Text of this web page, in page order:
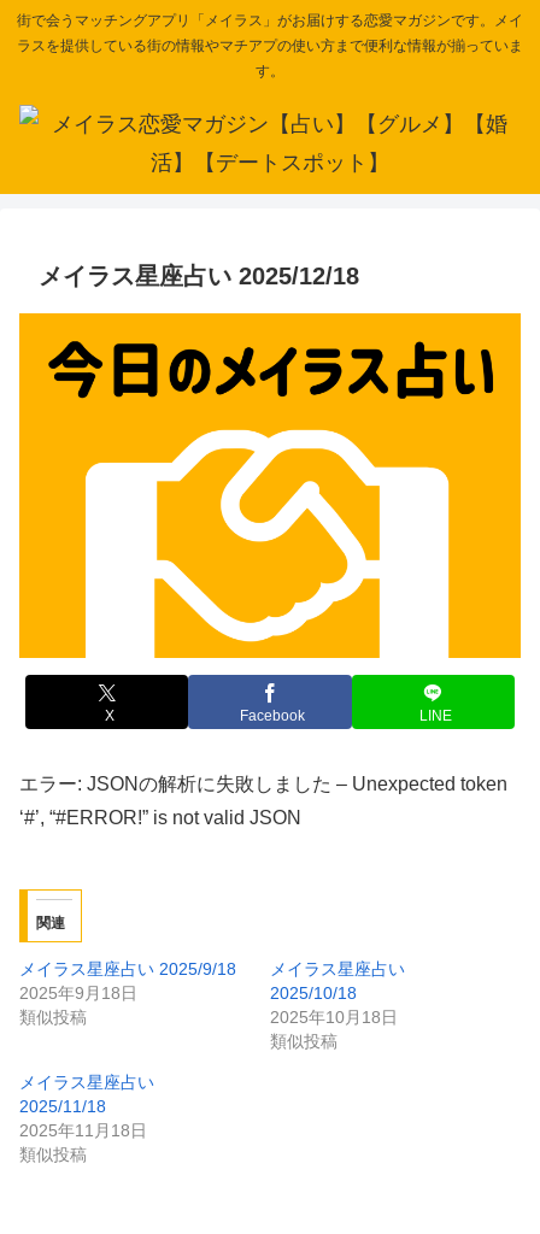
街で会うマッチングアプリ「メイラス」がお届けする恋愛マガジンです。メイ
ラスを提供している街の情報やマチアプの使い方まで便利な情報が揃っていま
す。
メイラス星座占い 2025/12/18
X Facebook LINE
エラー: JSONの解析に失敗しました – Unexpected token
‘#’, “#ERROR!” is not valid JSON
関連
メイラス星座占い 2025/9/18
2025年9月18日
類似投稿
メイラス星座占い
2025/10/18
2025年10月18日
類似投稿
メイラス星座占い
2025/11/18
2025年11月18日
類似投稿